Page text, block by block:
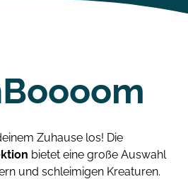
Zuhause los! Die
bietet eine große Auswahl
und schleimigen Kreaturen.